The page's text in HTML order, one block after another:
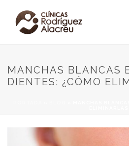
MANCHAS BLANCAS
DIENTES: ¿CÓMO